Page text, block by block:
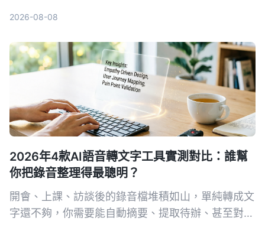
2026-08-08
2026年4款AI語音轉文字工具實測對比：誰幫
你把錄音整理得最聰明？
開會、上課、訪談後的錄音檔堆積如山，單純轉成文
字還不夠，你需要能自動摘要、提取待辦、甚至對話